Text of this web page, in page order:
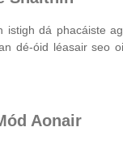
istigh dá phacáiste
dé-óid léasair seo
Aonair